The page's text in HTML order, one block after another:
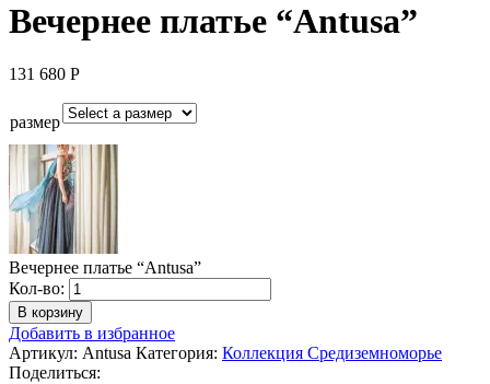
Вечернее платье “Antusa”
131 680 Р
размер
Вечернее платье “Antusa”
Кол-во: Количество
Вечернее
платье
"Antusa"
В корзину
Добавить в избранное
Артикул: Antusa Категория: Коллекция Средиземноморье
Поделиться: